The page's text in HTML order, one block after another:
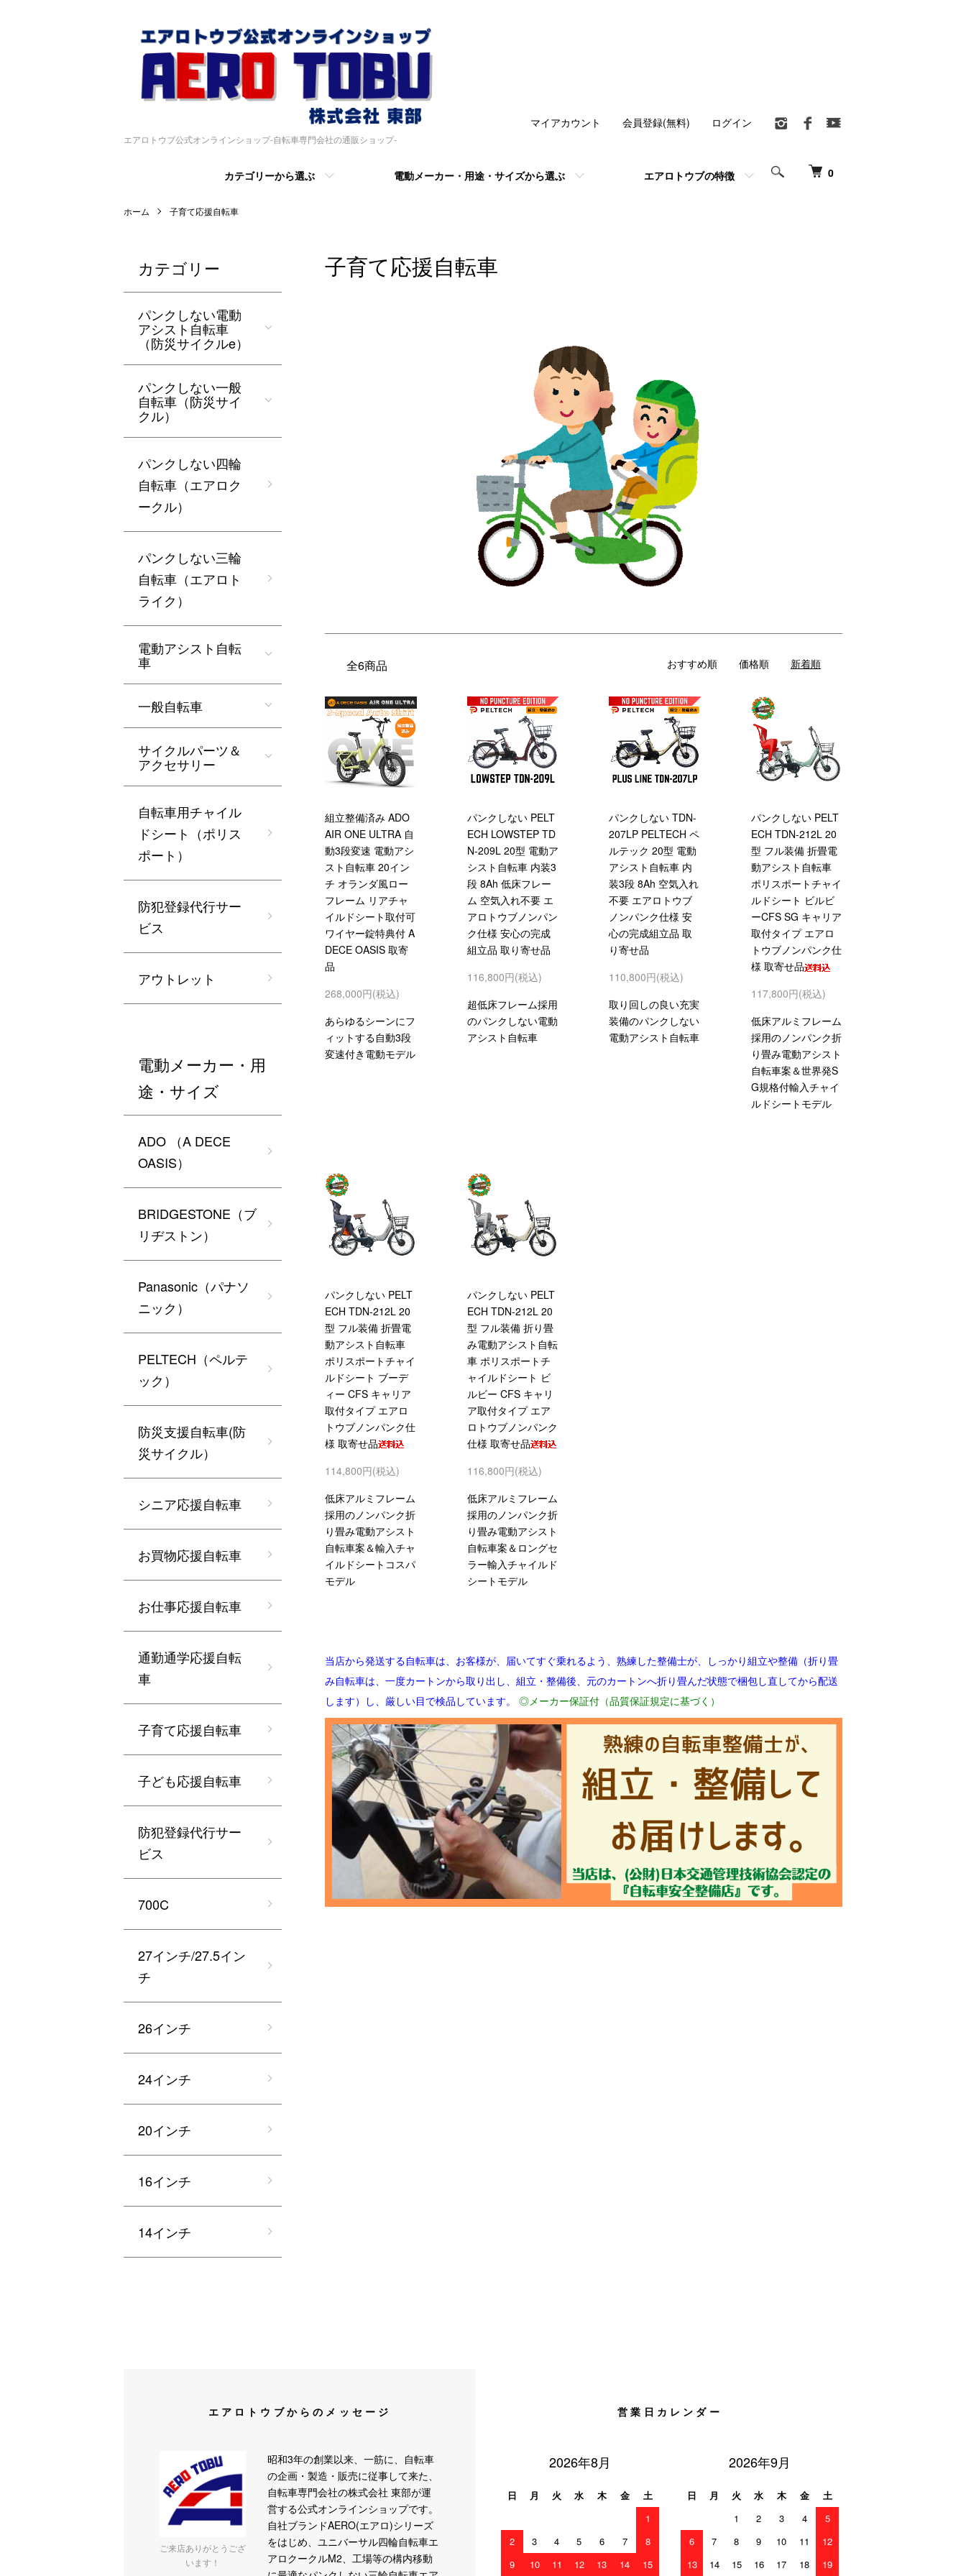
エアロトウブ公式オンラインショップ-自転車専門会社の通販ショップ-
0
カテゴリーから選ぶ 電動メーカー・用途・サイズから選ぶ エアロトウブの特徴
マイアカウント 会員登録(無料) ログイン
ホーム 子育て応援自転車
子育て応援自転車
全6商品 おすすめ順 価格順 新着順
組立整備済み ADO
AIR ONE ULTRA 自
動3段変速 電動アシ
スト自転車 20イン
チ オランダ風ロー
フレーム リアチャ
イルドシート取付可
ワイヤー錠特典付 A
DECE OASIS 取寄
品
268,000円(税込)
あらゆるシーンにフ
ィットする自動3段
変速付き電動モデル
パンクしない PELT
ECH LOWSTEP TD
N-209L 20型 電動ア
シスト自転車 内装3
段 8Ah 低床フレー
ム 空気入れ不要 エ
アロトウブノンパン
ク仕様 安心の完成
組立品 取り寄せ品
116,800円(税込)
超低床フレーム採用
のパンクしない電動
アシスト自転車
パンクしない TDN-
207LP PELTECH ペ
ルテック 20型 電動
アシスト自転車 内
装3段 8Ah 空気入れ
不要 エアロトウブ
ノンパンク仕様 安
心の完成組立品 取
り寄せ品
110,800円(税込)
取り回しの良い充実
装備のパンクしない
電動アシスト自転車
パンクしない PELT
ECH TDN-212L 20
型 フル装備 折畳電
動アシスト自転車
ポリスポートチャイ
ルドシート ビルビ
ーCFS SG キャリア
取付タイプ エアロ
トウブノンパンク仕
様 取寄せ品
117,800円(税込)
低床アルミフレーム
採用のノンパンク折
り畳み電動アシスト
自転車案＆世界発S
G規格付輸入チャイ
ルドシートモデル
パンクしない PELT
ECH TDN-212L 20
型 フル装備 折畳電
動アシスト自転車
ポリスポートチャイ
ルドシート ブーデ
ィー CFS キャリア
取付タイプ エアロ
トウブノンパンク仕
様 取寄せ品
114,800円(税込)
低床アルミフレーム
採用のノンパンク折
り畳み電動アシスト
自転車案＆輸入チャ
イルドシートコスパ
モデル
パンクしない PELT
ECH TDN-212L 20
型 フル装備 折り畳
み電動アシスト自転
車 ポリスポートチ
ャイルドシート ビ
ルビー CFS キャリ
ア取付タイプ エア
ロトウブノンパンク
仕様 取寄せ品
116,800円(税込)
低床アルミフレーム
採用のノンパンク折
り畳み電動アシスト
自転車案＆ロングセ
ラー輸入チャイルド
シートモデル
当店から発送する自転車は、お客様が、届いてすぐ乗れるよう、熟練した整備士が、しっかり組立や整備（折り畳
み自転車は、一度カートンから取り出し、組立・整備後、元のカートンへ折り畳んだ状態で梱包し直してから配送
します）し、厳しい目で検品しています。
◎メーカー保証付（品質保証規定に基づく）
カテゴリー
パンクしない電動
アシスト自転車
（防災サイクルe）
パンクしない一般
自転車（防災サイ
クル）
パンクしない四輪
自転車（エアロク
ークル）
パンクしない三輪
自転車（エアロト
ライク）
電動アシスト自転
車
一般自転車
サイクルパーツ＆
アクセサリー
自転車用チャイル
ドシート（ポリス
ポート）
防犯登録代行サー
ビス
アウトレット
電動メーカー・用
途・サイズ
ADO （A DECE
OASIS）
BRIDGESTONE（ブ
リヂストン）
Panasonic（パナソ
ニック）
PELTECH（ペルテ
ック）
防災支援自転車(防
災サイクル）
シニア応援自転車
お買物応援自転車
お仕事応援自転車
通勤通学応援自転
車
子育て応援自転車
子ども応援自転車
防犯登録代行サー
ビス
700C
27インチ/27.5イン
チ
26インチ
24インチ
20インチ
16インチ
14インチ
エアロトウブからのメッセージ
ご来店ありがとうござ
います！
昭和3年の創業以来、一筋に、自転車
の企画・製造・販売に従事して来た、
自転車専門会社の株式会社 東部が運
営する公式オンラインショップです。
自社ブランドAERO(エアロ)シリーズ
をはじめ、ユニバーサル四輪自転車エ
アロクークルM2、工場等の構内移動
営業日カレンダー
2026年8月
日 月 火 水 木 金
土
1
2
3 4 5 6 7
8
9
10 11 12 13 14 15
2026年9月
日 月 火 水 木 金
土
1
2 3 4
5
6
7 8 9 10 11
12
13
14 15 16 17 18 19